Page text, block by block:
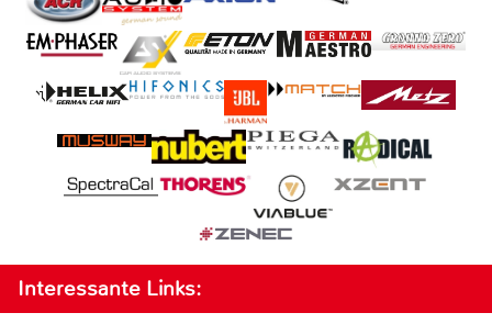
Interessante Links: